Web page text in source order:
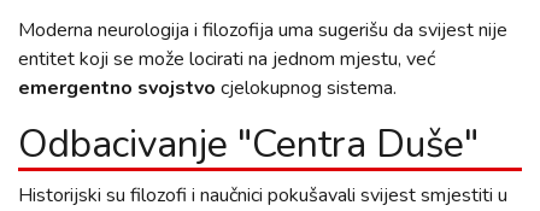
Moderna neurologija i filozofija uma sugerišu da svijest nije
entitet koji se može locirati na jednom mjestu, već
emergentno svojstvo cjelokupnog sistema.
Odbacivanje "Centra Duše"
Historijski su filozofi i naučnici pokušavali svijest smjestiti u